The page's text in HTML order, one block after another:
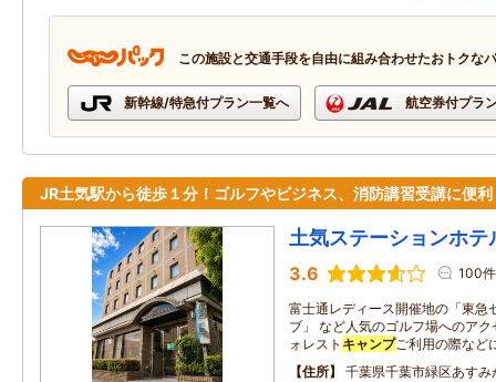
この施設と交通手段を自由に組み合わせたおトクな
新幹線/特急付プラン一覧へ 航空券付プラ
JR土気駅から徒歩１分！ゴルフやビジネス、消防講習受講に便利
土気ステーションホテ
3.6 100件
富士通レディース開催地の「東急
ブ」 など人気のゴルフ場へのア
ォレスト キャンプご利用の際など
住所
千葉県千葉市緑区あすみ